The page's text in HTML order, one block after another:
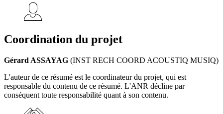
Coordination du projet
Gérard ASSAYAG (INST RECH COORD ACOUSTIQ MUSIQ)
L'auteur de ce résumé est le coordinateur du projet, qui est
responsable du contenu de ce résumé. L'ANR décline par
conséquent toute responsabilité quant à son contenu.